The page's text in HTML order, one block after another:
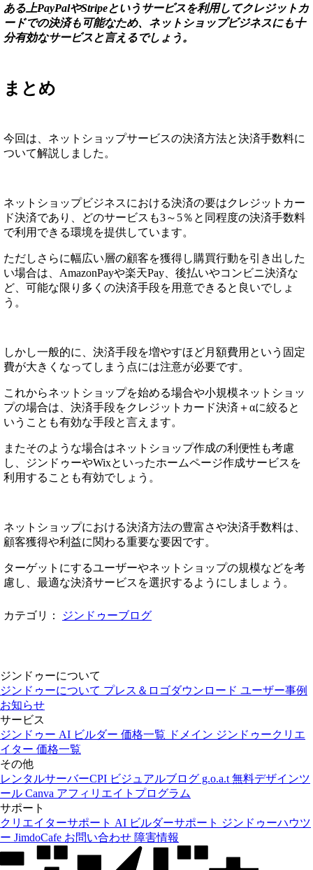
ある上PayPalやStripeというサービスを利用してクレジットカ
ードでの決済も可能なため、ネットショップビジネスにも十
分有効なサービスと言えるでしょう。
まとめ
今回は、ネットショップサービスの決済方法と決済手数料に
ついて解説しました。
ネットショップビジネスにおける決済の要はクレジットカー
ド決済であり、どのサービスも3～5％と同程度の決済手数料
で利用できる環境を提供しています。
ただしさらに幅広い層の顧客を獲得し購買行動を引き出した
い場合は、AmazonPayや楽天Pay、後払いやコンビニ決済な
ど、可能な限り多くの決済手段を用意できると良いでしょ
う。
しかし一般的に、決済手段を増やすほど月額費用という固定
費が大きくなってしまう点には注意が必要です。
これからネットショップを始める場合や小規模ネットショッ
プの場合は、決済手段をクレジットカード決済＋αに絞ると
いうことも有効な手段と言えます。
またそのような場合はネットショップ作成の利便性も考慮
し、ジンドゥーやWixといったホームページ作成サービスを
利用することも有効でしょう。
ネットショップにおける決済方法の豊富さや決済手数料は、
顧客獲得や利益に関わる重要な要因です。
ターゲットにするユーザーやネットショップの規模などを考
慮し、最適な決済サービスを選択するようにしましょう。
カテゴリ： ジンドゥーブログ
ジンドゥーについて
ジンドゥーについて プレス＆ロゴダウンロード ユーザー事例
お知らせ
サービス
ジンドゥー AI ビルダー 価格一覧 ドメイン ジンドゥークリエ
イター 価格一覧
その他
レンタルサーバーCPI ビジュアルブログ g.o.a.t 無料デザインツ
ール Canva アフィリエイトプログラム
サポート
クリエイターサポート AI ビルダーサポート ジンドゥーハウツ
ー JimdoCafe お問い合わせ 障害情報